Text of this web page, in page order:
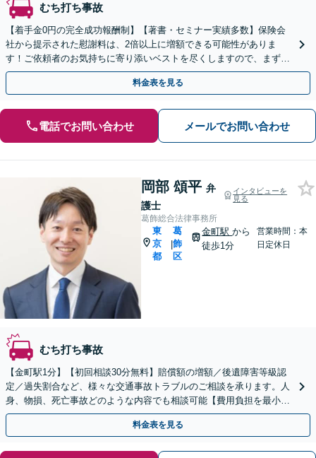
むち打ち事故
【着手金0円の完全成功報酬制】【著書・セミナー実績多数】保険会
社から提示された慰謝料は、2倍以上に増額できる可能性がありま
す！ご依頼者のお気持ちに寄り添いベストを尽くしますので、まずは
ご相談ください【金町駅徒歩1分】【初回面談30分無料】
料金表を見る
電話でお問い合わせ メールでお問い合わせ
岡部 頌平 弁
護士
インタビューを
見る
葛飾総合法律事務所
東
京
都
|
葛
飾
区
金町駅から
徒歩1分
営業時間：本
日定休日
むち打ち事故
【金町駅1分】【初回相談30分無料】賠償額の増額／後遺障害等級認
定／過失割合など、様々な交通事故トラブルのご相談を承ります。人
身、物損、死亡事故どのような内容でも相談可能【費用負担を最小限
に】弁護士費用特約や成功報酬制でご依頼いただけます
料金表を見る